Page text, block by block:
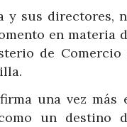
y sus directores,
en materia
de Comercio
una vez más
un destino